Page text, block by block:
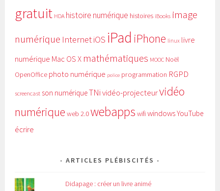
gratuit HDA histoire numérique histoires iBooks image
numérique InternetiOS iPad iPhone linux livre
numérique Mac OS X mathématiques MOOC Noël
OpenOffice photo numérique police programmation RGPD
screencast son numériqueTNi vidéo-projecteurvidéo
numérique web 2.0webapps wifi windowsYouTube
écrire
ARTICLES PLÉBISCITÉS
Didapage : créer un livre animé